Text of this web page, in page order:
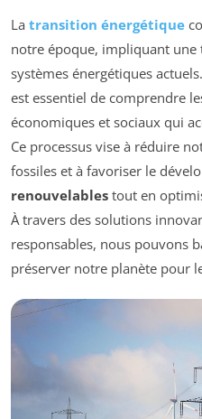
La transition énergétique
notre époque, impliquant
systèmes énergétiques
est essentiel de comprendre
économiques et sociaux qui
Ce processus vise à réduire
fossiles et à favoriser le
renouvelables tout en
À travers des solutions
responsables, nous pouvons
préserver notre planète pour